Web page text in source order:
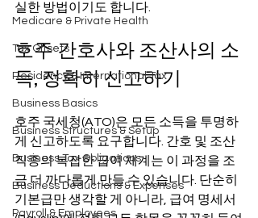
Medicare & Private Health
Tax Offsets
Residency & International Tax
Business Basics
Business Structures & Setup
Business Tax Obligations
Business Deductions & Expenses
Payroll & Employees
실한 방법이기도 합니다.
호주 간호사와 조산사의 소
득, 정확히 신고하기
호주 국세청(ATO)은 모든 소득을 투명하
게 신고하도록 요구합니다. 간호 및 조산
직종의 복잡한 급여 체계는 이 과정을 조
금 더 까다롭게 만들 수 있습니다. 단순히
기본급만 생각할 게 아니라, 급여 명세서